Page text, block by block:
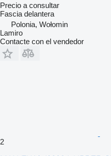
Precio a consultar
Fascia delantera
Polonia, Wołomin
Lamiro
Contacte con el vendedor
2